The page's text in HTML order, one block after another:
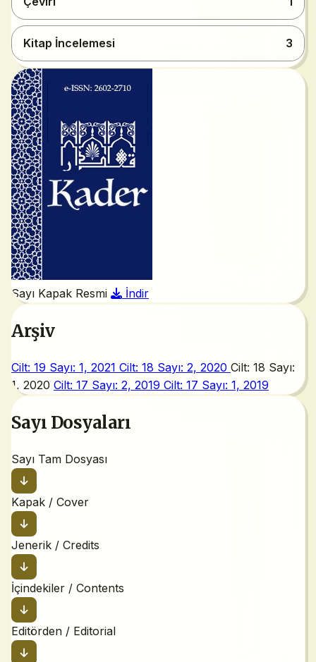
Kitap İncelemesi 3
Sayı Kapak Resmi İndir
Arşiv
Cilt: 19 Sayı: 1, 2021 Cilt: 18 Sayı: 2, 2020 Cilt: 18 Sayı:
1, 2020 Cilt: 17 Sayı: 2, 2019 Cilt: 17 Sayı: 1, 2019
Sayı Dosyaları
Sayı Tam Dosyası
Kapak / Cover
Jenerik / Credits
İçindekiler / Contents
Editörden / Editorial